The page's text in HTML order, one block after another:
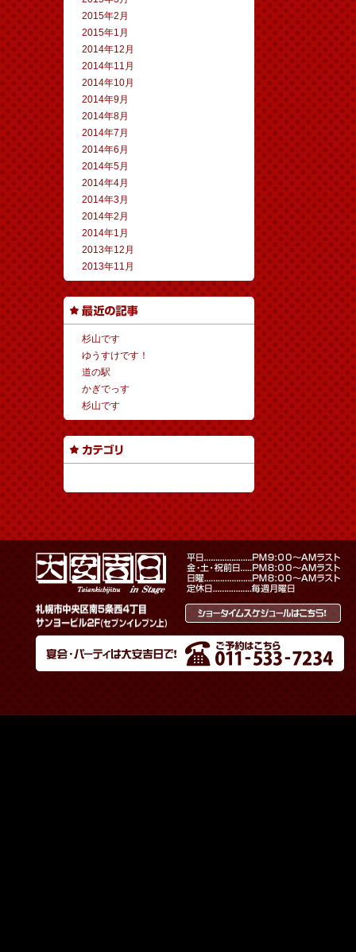
2015年2月
2015年1月
2014年12月
2014年11月
2014年10月
2014年9月
2014年8月
2014年7月
2014年6月
2014年5月
2014年4月
2014年3月
2014年2月
2014年1月
2013年12月
2013年11月
杉山です
ゆうすけです！
道の駅
かぎでっす
杉山です